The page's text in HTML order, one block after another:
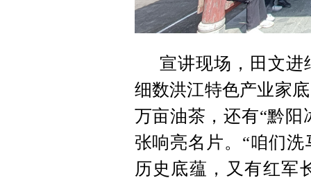
宣讲现场，田文进
细数洪江特色产业家
万亩油茶，还有“黔阳
张响亮名片。“咱们
历史底蕴，又有红军